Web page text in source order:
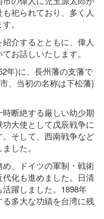
祀られており、多く人
。
介するとともに、偉人
お話しいたします。
年)に、長州藩の支藩で
、当初の名称は下松藩)
断絶する厳しい幼少期
大使として戊辰戦争に
そして、西南戦争など
した。
、ドイツの軍制・戦術
化も進めました。日清
躍しました。1898年
多大な功績を台湾に残